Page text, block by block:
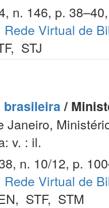
n. 146, p.
Rede Virtual de
, STJ
brasileira/
Janeiro,
v. : il.
n. 10/12, p.
Rede Virtual de
, STF, STM